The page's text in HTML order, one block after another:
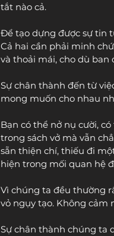
tắt nào cả.
Để tạo dựng được sự tin
Cả hai cần phải minh
và thoải mái, cho dù
Sự chân thành đến từ
mong muốn cho nhau
Bạn có thể nở nụ cười,
trong sách vở mà vẫn
sẵn thiện chí, thiếu đi
hiện trong mối quan hệ
Vì chúng ta đều thường
vỏ ngụy tạo. Không cảm
Sự chân thành chúng ta